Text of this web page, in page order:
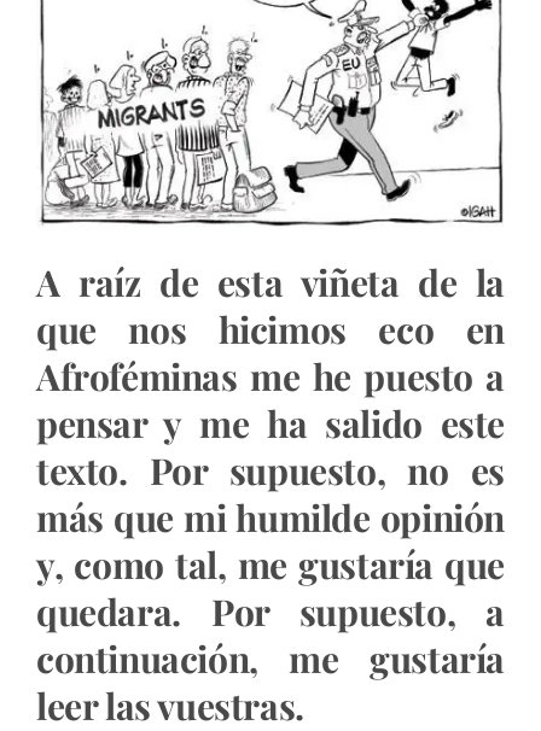
A raíz de esta viñeta de la
que nos hicimos eco en
Afroféminas me he puesto a
pensar y me ha salido este
texto. Por supuesto, no es
más que mi humilde opinión
y, como tal, me gustaría que
quedara. Por supuesto, a
continuación, me gustaría
leer las vuestras.